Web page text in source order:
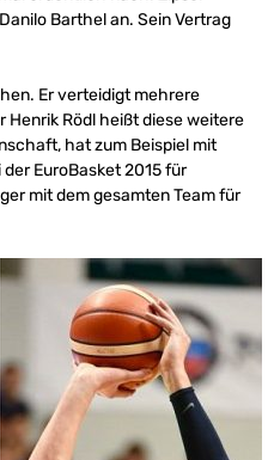
Barthel an. Sein Vertrag
Er verteidigt mehrere
Henrik Rödl heißt diese weitere
hat zum Beispiel mit
EuroBasket 2015 für
mit dem gesamten Team für